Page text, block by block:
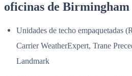
oficinas de Birmingham
Unidades de techo empaquetadas
Carrier WeatherExpert, Trane
Landmark